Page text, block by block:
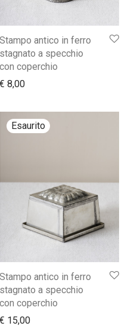
28,00.
€ 14,00.
Stampo antico in ferro
stagnato a specchio
con coperchio
€ 8,00
Stampo antico in ferro
stagnato a specchio
con coperchio
€ 15,00